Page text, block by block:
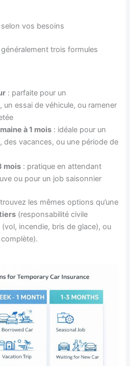
vos besoins
trois formules
: parfaite pour un
un essai de véhicule, ou ramener
à 1 mois : idéale pour un
des vacances, ou une période de
mois : pratique en attendant
ou pour un job saisonnier
les mêmes options qu’une
(responsabilité civile
(vol, incendie, bris de glace), ou